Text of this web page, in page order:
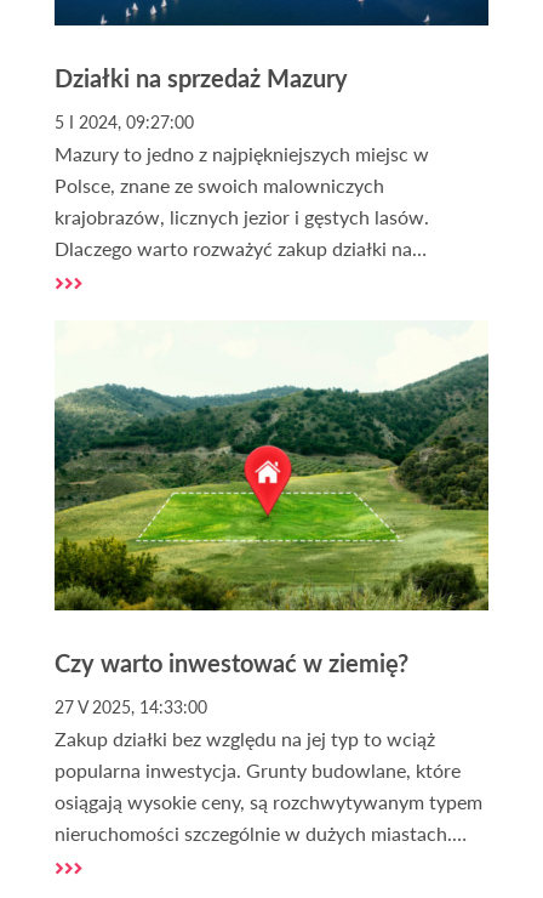
Działki na sprzedaż Mazury
5 I 2024, 09:27:00
Mazury to jedno z najpiękniejszych miejsc w
Polsce, znane ze swoich malowniczych
krajobrazów, licznych jezior i gęstych lasów.
Dlaczego warto rozważyć zakup działki na
Mazurach? To pytanie zadaje sobie wielu
inwestycyjne. Kupno działki na Mazurach to
inwestycja w przyszłość, która może przynieść
wiele korzyści, zarówno pod kątem finansowym,
jak i rekreacyjnym.
Czy warto inwestować w ziemię?
27 V 2025, 14:33:00
Zakup działki bez względu na jej typ to wciąż
popularna inwestycja. Grunty budowlane, które
osiągają wysokie ceny, są rozchwytywanym typem
nieruchomości szczególnie w dużych miastach.
Obecnie większość Polaków uważa zakup gruntu